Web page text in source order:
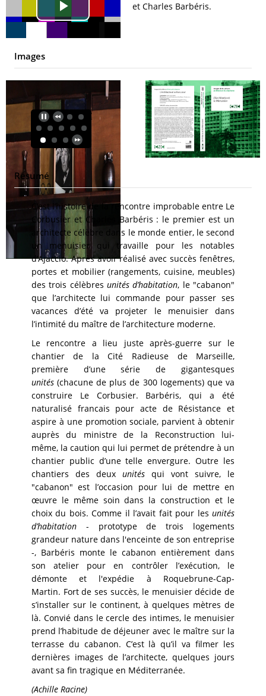
Play
Video
et Charles Barbéris.
Images
Résumé
C’est l’histoire de la rencontre improbable entre Le
Corbusier et Charles Barbéris : le premier est un
architecte célèbre dans le monde entier, le second
un menuisier qui travaille pour les notables
d’Ajaccio. Après avoir réalisé avec succès fenêtres,
portes et mobilier (rangements, cuisine, meubles)
des trois célèbres unités d’habitation, le "cabanon"
que l’architecte lui commande pour passer ses
vacances d’été va projeter le menuisier dans
l’intimité du maître de l’architecture moderne.
Le rencontre a lieu juste après-guerre sur le
chantier de la Cité Radieuse de Marseille,
première d’une série de gigantesques
unités(chacune de plus de 300 logements) que va
construire Le Corbusier. Barbéris, qui a été
naturalisé francais pour acte de Résistance et
aspire à une promotion sociale, parvient à obtenir
auprès du ministre de la Reconstruction lui-
même, la caution qui lui permet de prétendre à un
chantier public d’une telle envergure. Outre les
chantiers des deux unitésqui vont suivre, le
"cabanon" est l’occasion pour lui de mettre en
œuvre le même soin dans la construction et le
choix du bois. Comme il l’avait fait pour lesunités
d’habitation- prototype de trois logements
grandeur nature dans l'enceinte de son entreprise
-, Barbéris monte le cabanon entièrement dans
son atelier pour en contrôler l’exécution, le
démonte et l'expédie à Roquebrune-Cap-
Martin. Fort de ses succès, le menuisier décide de
s’installer sur le continent, à quelques mètres de
là. Convié dans le cercle des intimes, le menuisier
prend l’habitude de déjeuner avec le maître sur la
terrasse du cabanon. C’est là qu’il va filmer les
dernières images de l’architecte, quelques jours
avant sa fin tragique en Méditerranée.
(Achille Racine)